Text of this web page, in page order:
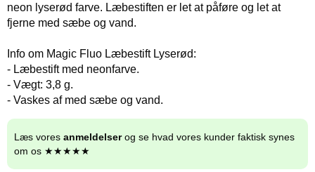
neon lyserød farve. Læbestiften er let at påføre og let at
fjerne med sæbe og vand.
Info om Magic Fluo Læbestift Lyserød:
- Læbestift med neonfarve.
- Vægt: 3,8 g.
- Vaskes af med sæbe og vand.
Læs vores anmeldelserog se hvad vores kunder faktisk synes
om os ★★★★★